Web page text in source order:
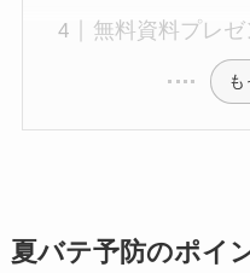
無料資料プレゼ
も
夏バテ予防のポイ